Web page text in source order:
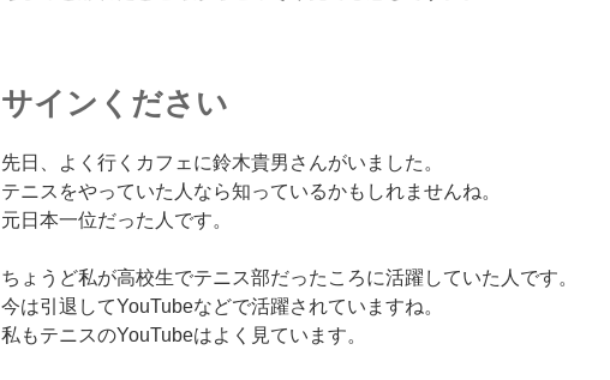
サインください
先日、よく行くカフェに鈴木貴男さんがいました。
テニスをやっていた人なら知っているかもしれませんね。
元日本一位だった人です。
ちょうど私が高校生でテニス部だったころに活躍していた人です。
今は引退してYouTubeなどで活躍されていますね。
私もテニスのYouTubeはよく見ています。